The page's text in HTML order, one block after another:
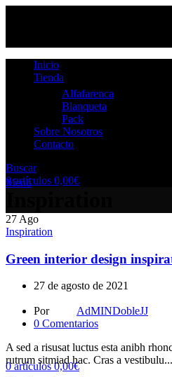
Menú
0artículos 0,00€
Inicio
Tienda
Alfafarenca
Blanqueta
Pack
Sobre Nosotros
Contacto
Buscar
0artículos 0,00€
27 Ago
Inspiration
Green interior design
27 de agosto de 2021
Por
AdMINDobleJJ
0 Comentarios
A sed a risusat luctus esta anibh
rutrum sitmiad hac. Cras a vestibulu...